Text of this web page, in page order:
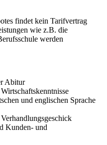
findet kein Tarifvertrag
wie z.B. die
werden
Abitur
und englischen Sprache
Kunden- und